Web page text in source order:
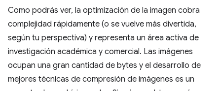
Como podrás ver, la optimización de la imagen cobra
complejidad rápidamente (o se vuelve más divertida,
según tu perspectiva) y representa un área activa de
investigación académica y comercial. Las imágenes
ocupan una gran cantidad de bytes y el desarrollo de
mejores técnicas de compresión de imágenes es un